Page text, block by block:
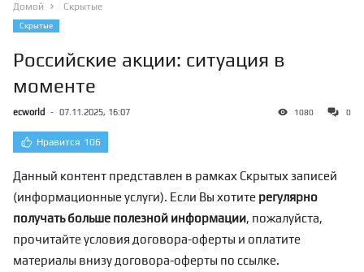
Домой Скрытые
Скрытые
Российские акции: ситуация в
моменте
ecworld - 07.11.2025, 16:07 1080 0
Нравится 106
Данный контент представлен в рамках Скрытых записей
(информационные услуги). Если Вы хотите регулярно
получать больше полезной информации, пожалуйста,
прочитайте условия договора-оферты и оплатите
материалы внизу договора-оферты по ссылке.